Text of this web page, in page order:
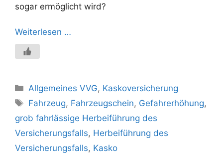
sogar ermöglicht wird?
Weiterlesen …
Kategorien
Allgemeines VVG, Kaskoversicherung
Schlagwörter
Fahrzeug, Fahrzeugschein, Gefahrerhöhung,
grob fahrlässige Herbeiführung des
Versicherungsfalls, Herbeiführung des
Versicherungsfalls, Kasko